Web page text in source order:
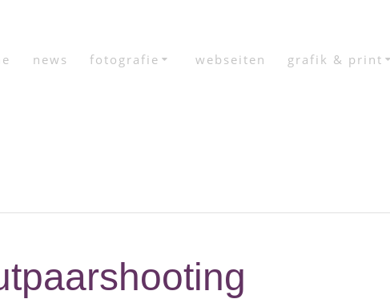
news fotografie webseiten grafik & print